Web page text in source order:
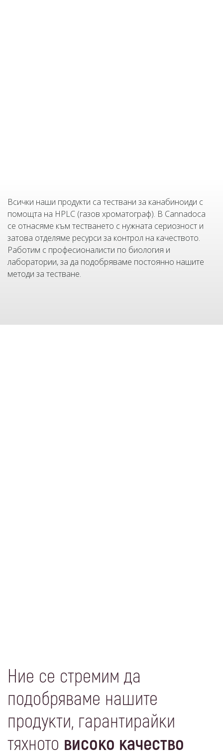
Всички наши продукти са тествани за канабиноиди с
помощта на HPLC (газов хроматограф). В Cannadoca
се отнасяме към тестването с нужната сериозност и
затова отделяме ресурси за контрол на качеството.
Работим с професионалисти по биология и
лаборатории, за да подобряваме постоянно нашите
методи за тестване.
Ние се стремим да
подобряваме нашите
продукти, гарантирайки
тяхното високо качество